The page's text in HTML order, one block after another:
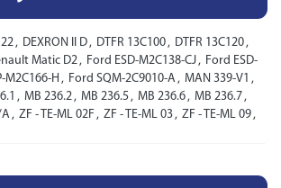
, DEXRON II D , DTFR 13C100 , DTFR 13C120 ,
Matic D2 , Ford ESD-M2C138-CJ , Ford ESD-
M2C166-H , Ford SQM-2C9010-A , MAN 339-V1 ,
, MB 236.2 , MB 236.5 , MB 236.6 , MB 236.7 ,
, ZF - TE-ML 02F , ZF - TE-ML 03 , ZF - TE-ML 09 ,